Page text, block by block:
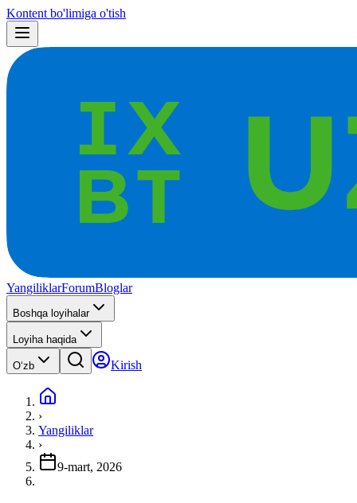
Kontent bo'limiga o'tish
YangiliklarForumBloglar
Boshqa loyihalar
Loyiha haqida
Oʻzb Kirish
›
Yangiliklar
›
9-mart, 2026